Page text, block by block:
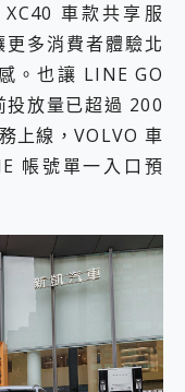
車款共享服
多消費者體驗北
。也讓 LINE GO
投放量已超過 200
上線，VOLVO 車
帳號單一入口預